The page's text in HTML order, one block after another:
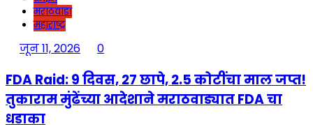
मराठवाडा
महाराष्ट्र
जून 11, 2026 0
FDA Raid: 9 दिवस, 27 छापे, 2.5 कोटींचा माल जप्त!
तुकाराम मुंढेंच्या आदेशाने मराठवाड्यात FDA चा
धडाका